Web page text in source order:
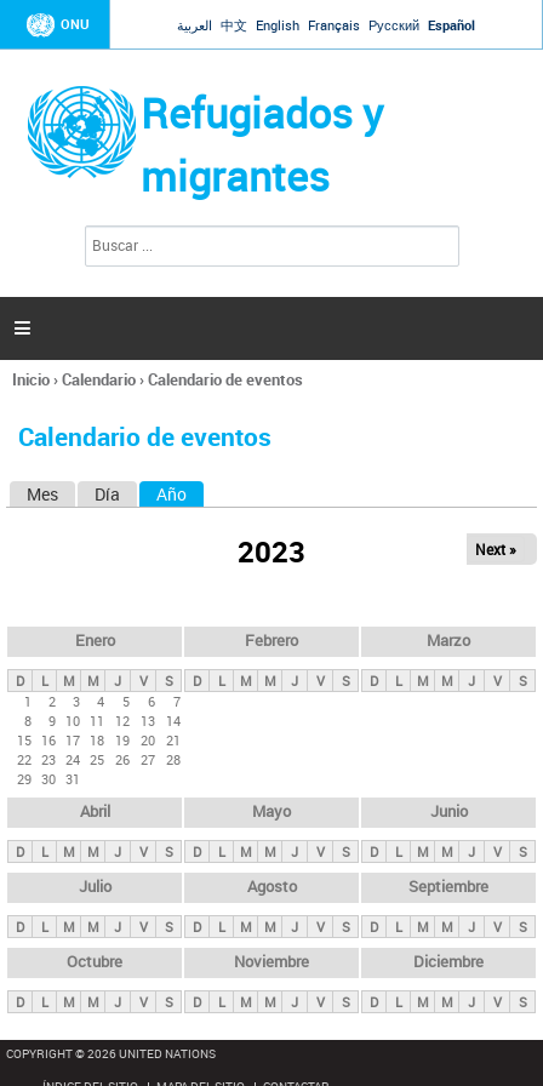
Jump to navigation
ONU العربية 中文 English Français Русский Español
Refugiados y
migrantes
l
d
s

Se
usted
Inicio›Calendario›Calendario de eventos
Calendario de eventos
s
p
n
i
p
a
l
s
Mes Día Año
2023 Next »
Enero
D L M M J V
S
1
2 3 4 5 6
7
8
9 10 11 12 13
14
15 16 17 18 19 20 21
22 23 24 25 26 27 28
29 30 31
Febrero
D L M M J V S
Marzo
D L M M J V S
Abril
D L M M J V S
Mayo
D L M M J V S
Junio
D L M M J V S
Julio
D L M M J V S
Agosto
D L M M J V S
Septiembre
D L M M J V S
Octubre
D L M M J V S
Noviembre
D L M M J V S
Diciembre
D L M M J V S
COPYRIGHT © 2026 UNITED NATIONS